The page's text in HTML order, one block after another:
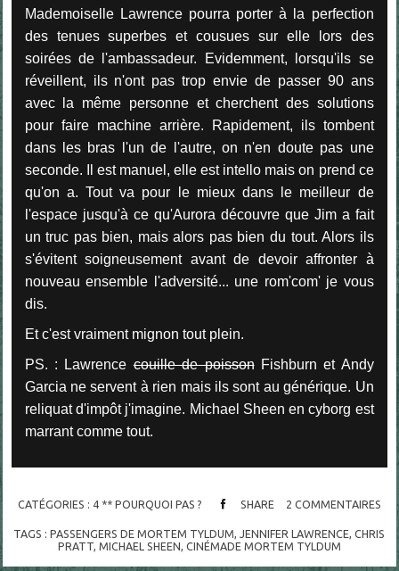
Mademoiselle Lawrence pourra porter à la perfection
des tenues superbes et cousues sur elle lors des
soirées de l'ambassadeur. Evidemment, lorsqu'ils se
réveillent, ils n'ont pas trop envie de passer 90 ans
avec la même personne et cherchent des solutions
pour faire machine arrière. Rapidement, ils tombent
dans les bras l'un de l'autre, on n'en doute pas une
seconde. Il est manuel, elle est intello mais on prend ce
qu'on a. Tout va pour le mieux dans le meilleur de
l'espace jusqu'à ce qu'Aurora découvre que Jim a fait
un truc pas bien, mais alors pas bien du tout. Alors ils
s'évitent soigneusement avant de devoir affronter à
nouveau ensemble l'adversité... une rom'com' je vous
dis.
Et c'est vraiment mignon tout plein.
PS. : Lawrencecouille de poissonFishburn et Andy
Garcia ne servent à rien mais ils sont au générique. Un
reliquat d'impôt j'imagine. Michael Sheen en cyborg est
marrant comme tout.
CATÉGORIES : 4 ** POURQUOI PAS ? SHARE 2 COMMENTAIRES
TAGS :PASSENGERS DE MORTEM TYLDUM,JENNIFER LAWRENCE,CHRIS
PRATT, MICHAEL SHEEN, CINÉMADE MORTEM TYLDUM